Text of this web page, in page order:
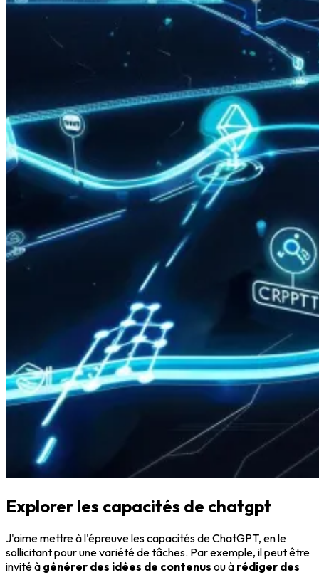
Explorer les capacités de chatgpt
J'aime mettre à l'épreuve les capacités de ChatGPT, en le
sollicitant pour une variété de tâches. Par exemple, il peut être
invité à générer des idées de contenus ou à rédiger des